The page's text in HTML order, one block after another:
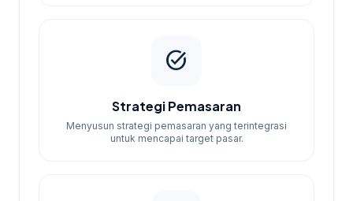
task_alt
Strategi Pemasaran
Menyusun strategi pemasaran yang terintegrasi
untuk mencapai target pasar.